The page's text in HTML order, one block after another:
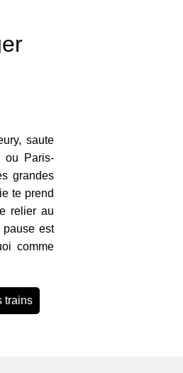
saute
ou Paris-
grandes
te prend
relier au
pause est
comme
trains